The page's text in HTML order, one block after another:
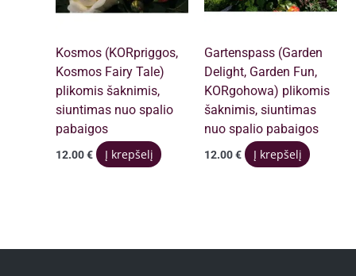
Kosmos (KORpriggos,
Kosmos Fairy Tale)
plikomis šaknimis,
siuntimas nuo spalio
pabaigos
12.00€ Į krepšelį
Gartenspass (Garden
Delight, Garden Fun,
KORgohowa) plikomis
šaknimis, siuntimas
nuo spalio pabaigos
12.00€ Į krepšelį